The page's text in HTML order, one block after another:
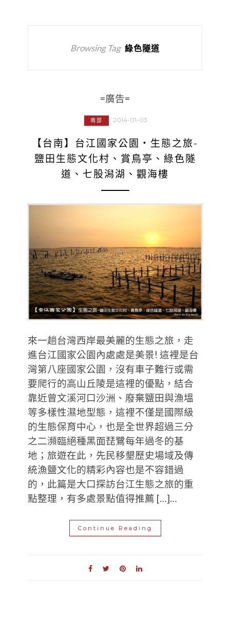
Browsing Tag 綠色隧道
=廣告=
南部 2014-01-03
【台南】台江國家公園‧生態之旅-
鹽田生態文化村、賞鳥亭、綠色隧
道、七股潟湖、觀海樓
來一趟台灣西岸最美麗的生態之旅，走
進台江國家公園內處處是美景! 這裡是台
灣第八座國家公園，沒有車子難行或需
要爬行的高山丘陵是這裡的優點，結合
靠近曾文溪河口沙洲、廢棄鹽田與漁塭
等多樣性濕地型態，這裡不僅是國際級
的生態保育中心，也是全世界超過三分
之二瀕臨絕種黑面琵鷺每年過冬的基
地；旅遊在此，先民移墾歷史場域及傳
統漁鹽文化的精彩內容也是不容錯過
的，此篇是大口探訪台江生態之旅的重
點整理，有多處景點值得推薦 […]…
Continue Reading